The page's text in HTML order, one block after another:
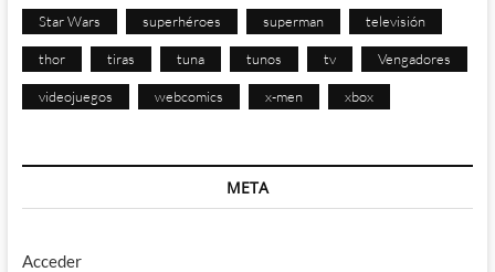
Star Wars superhéroes superman televisión
thor tiras tuna tunos tv Vengadores
videojuegos webcomics x-men xbox
META
Acceder